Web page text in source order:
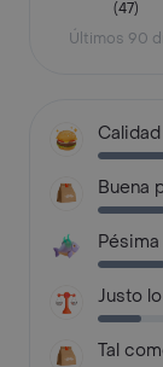
(47)
Últimos 90
Buena
Justo
Tal